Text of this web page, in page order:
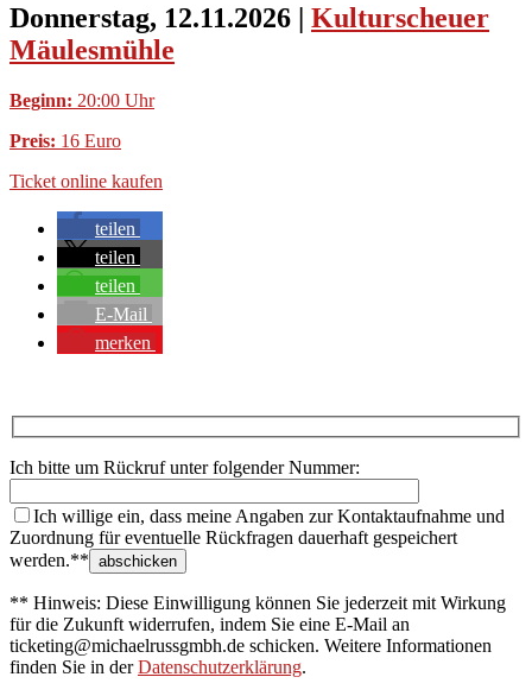
Donnerstag, 12.11.2026 | Kulturscheuer
Mäulesmühle
Beginn: 20:00 Uhr
Preis: 16 Euro
Ticket online kaufen
teilen
teilen
teilen
E-Mail
merken
Ich bitte um Rückruf unter folgender Nummer:
Ich willige ein, dass meine Angaben zur Kontaktaufnahme und
Zuordnung für eventuelle Rückfragen dauerhaft gespeichert
werden.**
** Hinweis: Diese Einwilligung können Sie jederzeit mit Wirkung
für die Zukunft widerrufen, indem Sie eine E-Mail an
ticketing@michaelrussgmbh.de schicken. Weitere Informationen
finden Sie in derDatenschutzerklärung.